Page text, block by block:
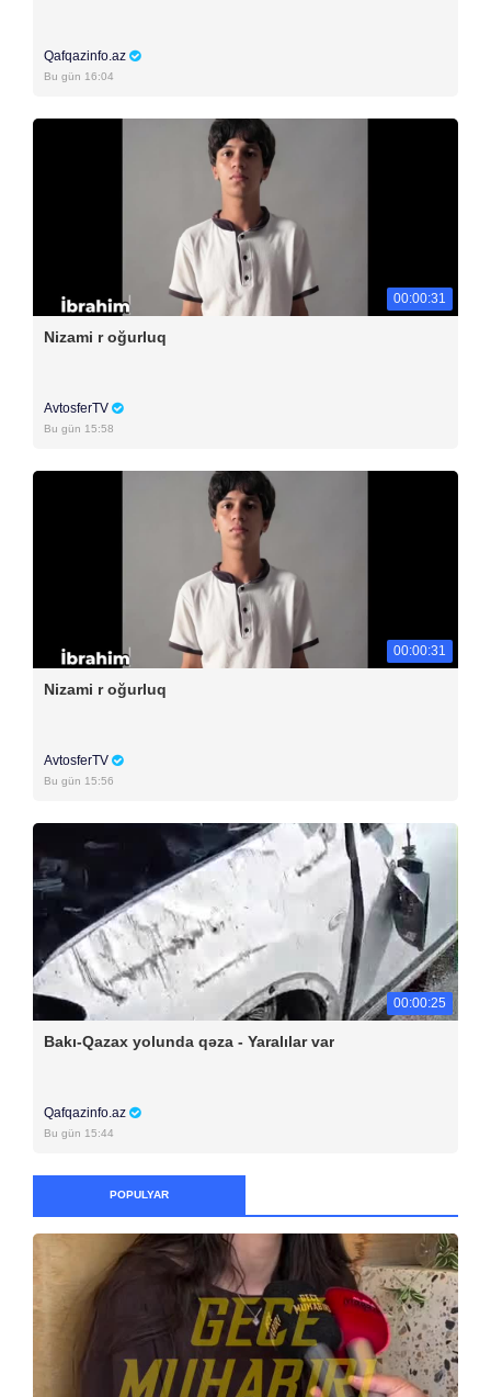
Qafqazinfo.az
Bu gün 16:04
00:00:31
Nizami r oğurluq
AvtosferTV
Bu gün 15:58
00:00:31
Nizami r oğurluq
AvtosferTV
Bu gün 15:56
00:00:25
Bakı-Qazax yolunda qəza - Yaralılar var
Qafqazinfo.az
Bu gün 15:44
POPULYAR